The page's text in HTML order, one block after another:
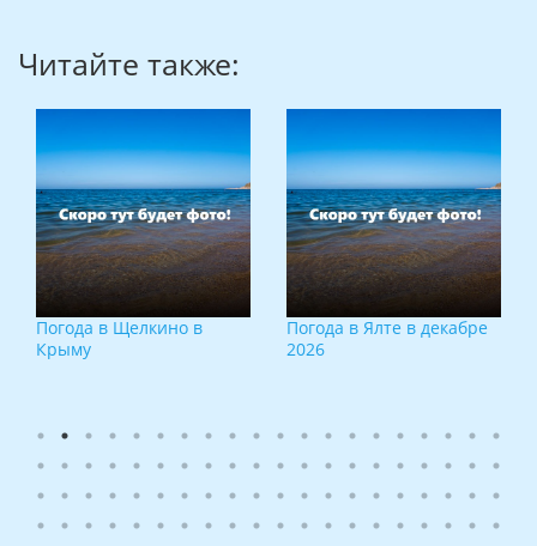
Читайте также:
Погода в Щелкино в
Крыму
Погода в Ялте в декабре
2026